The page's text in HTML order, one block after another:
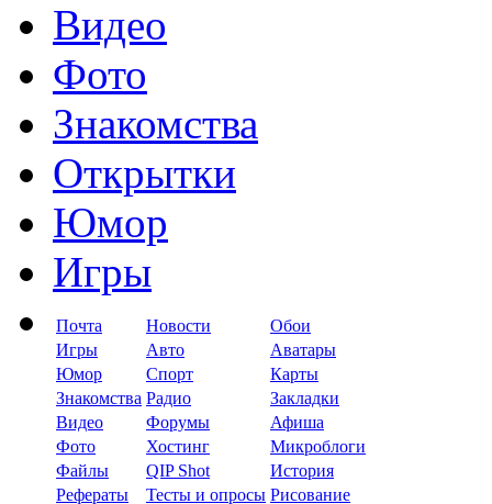
Видео
Фото
Знакомства
Открытки
Юмор
Игры
Почта Новости
Обои
Игры
Авто
Аватары
Юмор
Спорт
Карты
Знакомства Радио
Закладки
Видео
Форумы
Афиша
Фото
Хостинг
Микроблоги
Файлы
QIP Shot
История
Рефераты
Тесты и опросы Рисование